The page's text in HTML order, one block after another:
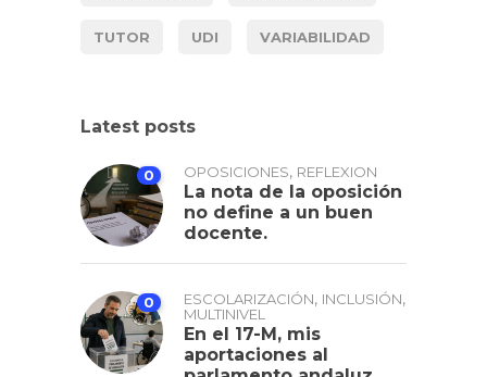
TUTOR UDI VARIABILIDAD
Latest posts
0 OPOSICIONES, REFLEXION
La nota de la oposición
no define a un buen
docente.
0 ESCOLARIZACIÓN, INCLUSIÓN,
MULTINIVEL
En el 17-M, mis
aportaciones al